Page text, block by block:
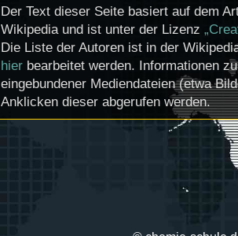
Der Text dieser Seite basiert auf dem
Wikipedia und ist unter der Lizenz
Die Liste der Autoren ist in der
hier bearbeitet werden. Informationen
eingebundener Mediendateien (etwa
Anklicken dieser abgerufen werden.